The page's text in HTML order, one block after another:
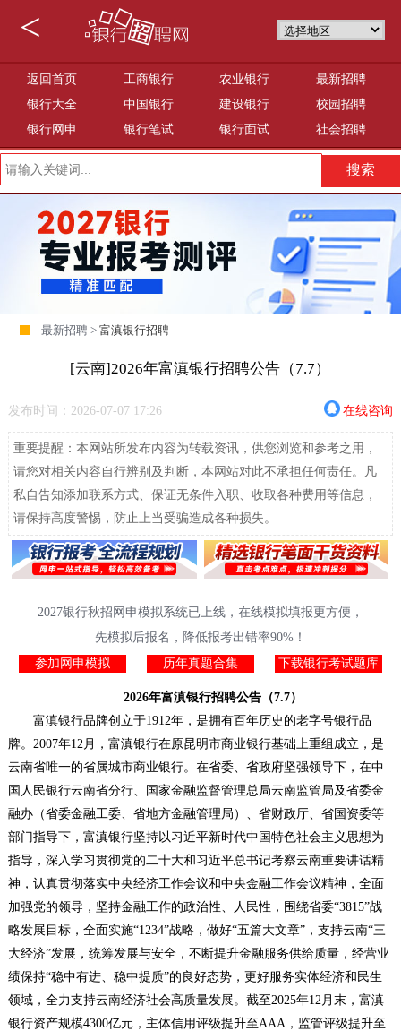
<
返回首页 工商银行 农业银行
最新招聘
银行大全
中国银行 建设银行
校园招聘
银行网申
银行笔试 银行面试 社会招聘
最新招聘 >富滇银行招聘
[云南]2026年富滇银行招聘公告（7.7）
发布时间：2026-07-07 17:26 在线咨询
重要提醒：本网站所发布内容为转载资讯，供您浏览和参考之用，
请您对相关内容自行辨别及判断，本网站对此不承担任何责任。凡
私自告知添加联系方式、保证无条件入职、收取各种费用等信息，
请保持高度警惕，防止上当受骗造成各种损失。
2027银行秋招网申模拟系统已上线，在线模拟填报更方便，
先模拟后报名，降低报考出错率90%！
参加网申模拟
历年真题合集 下载银行考试题库
2026年富滇银行招聘公告（7.7）
富滇银行品牌创立于1912年，是拥有百年历史的老字号银行品
牌。2007年12月，富滇银行在原昆明市商业银行基础上重组成立，是
云南省唯一的省属城市商业银行。在省委、省政府坚强领导下，在中
国人民银行云南省分行、国家金融监督管理总局云南监管局及省委金
融办（省委金融工委、省地方金融管理局）、省财政厅、省国资委等
部门指导下，富滇银行坚持以习近平新时代中国特色社会主义思想为
指导，深入学习贯彻党的二十大和习近平总书记考察云南重要讲话精
神，认真贯彻落实中央经济工作会议和中央金融工作会议精神，全面
加强党的领导，坚持金融工作的政治性、人民性，围绕省委“3815”战
略发展目标，全面实施“1234”战略，做好“五篇大文章”，支持云南“三
大经济”发展，统筹发展与安全，不断提升金融服务供给质量，经营业
绩保持“稳中有进、稳中提质”的良好态势，更好服务实体经济和民生
领域，全力支持云南经济社会高质量发展。截至2025年12月末，富滇
银行资产规模4300亿元，主体信用评级提升至AAA，监管评级提升至